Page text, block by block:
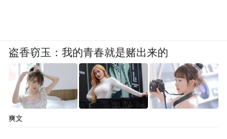
盗香窃玉：我的青春就是赌出来的
爽文